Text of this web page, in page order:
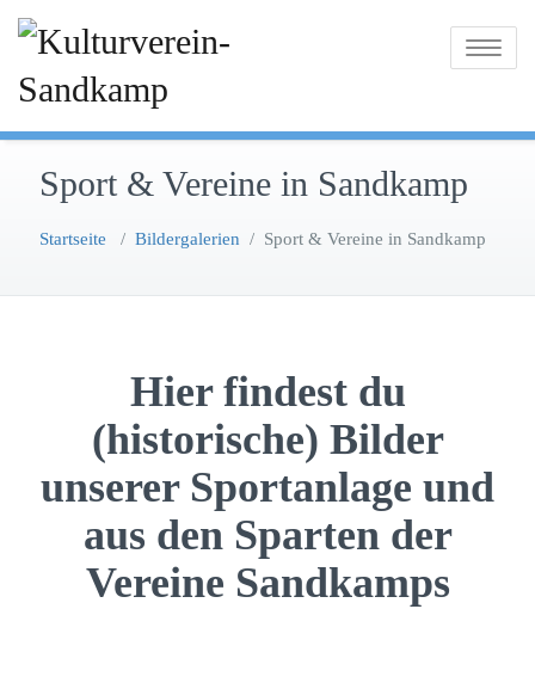
Toggle
Sport & Vereine in Sandkamp
Startseite / Bildergalerien / Sport & Vereine in Sandkamp
Hier findest du
(historische) Bilder
unserer Sportanlage und
aus den Sparten der
Vereine Sandkamps